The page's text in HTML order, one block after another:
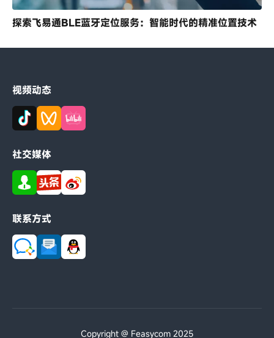
探索飞易通BLE蓝牙定位服务：智能时代的精准位置技术
视频动态
社交媒体
联系方式
Copyright @ Feasycom 2025